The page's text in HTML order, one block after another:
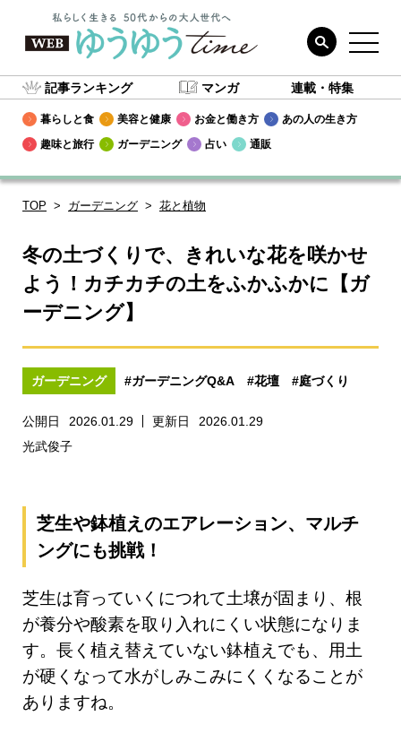
記事ランキング マンガ 連載・特集
暮らしと食 美容と健康 お金と働き方
あの人の生き方
趣味と旅行
ガーデニング 占い 通販
TOP ガーデニング 花と植物
冬の土づくりで、きれいな花を咲かせ
よう！カチカチの土をふかふかに【ガ
ーデニング】
ガーデニング #ガーデニングQ&A #花壇 #庭づくり
公開日 2026.01.29 更新日
2026.01.29
光武俊子
芝生や鉢植えのエアレーション、マルチ
ングにも挑戦！
芝生は育っていくにつれて土壌が固まり、根
が養分や酸素を取り入れにくい状態になりま
す。長く植え替えていない鉢植えでも、用土
が硬くなって水がしみこみにくくなることが
ありますね。